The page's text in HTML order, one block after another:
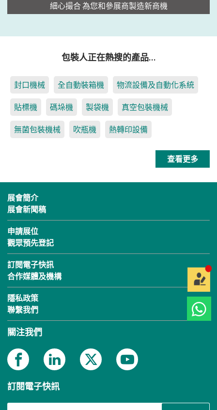
細心撮合 為您和參展商製造新商機
包裝人正在熱搜的產品…
封口機械 全自動裝箱機 物流設備及自動化系統
貼標機 碼垛機 製袋機 真空包裝機械
無菌包裝機械 吹瓶機 熱轉印設備
查看更多
展會簡介
展會新聞稿
申請展位
觀眾預先登記
訂閱電子快訊
合作媒體及機構
隱私政策
聯繫我們
關注我們
訂閱電子快訊